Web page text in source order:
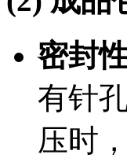
密封
有针
压时